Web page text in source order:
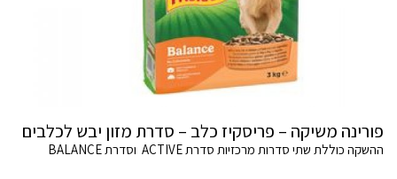
פורינה משיקה – פריסקיז כלב – סדרת מזון יבש לכלבים
ההשקה כוללת שתי סדרות מרכזיות סדרת ACTIVE וסדרת BALANCE